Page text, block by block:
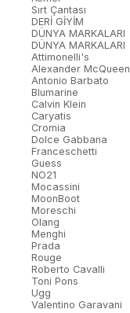
Sırt Çantası
DERİ GİYİM
DÜNYA MARKALARI
DÜNYA MARKALARI
Attimonelli's
Alexander McQueen
Antonio Barbato
Blumarine
Calvin Klein
Caryatis
Cromia
Dolce Gabbana
Franceschetti
Guess
NO21
Mocassini
MoonBoot
Moreschi
Olang
Menghi
Prada
Rouge
Roberto Cavalli
Toni Pons
Ugg
Valentino Garavani